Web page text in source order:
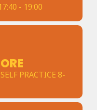
- 19:00
PRACTICE 8-